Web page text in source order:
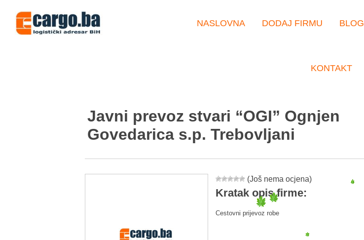
NASLOVNA DODAJ FIRMU BLOG
KONTAKT
Javni prevoz stvari “OGI” Ognjen
Govedarica s.p. Trebovljani
(Još nema ocjena)
Kratak opis firme:
Cestovni prijevoz robe